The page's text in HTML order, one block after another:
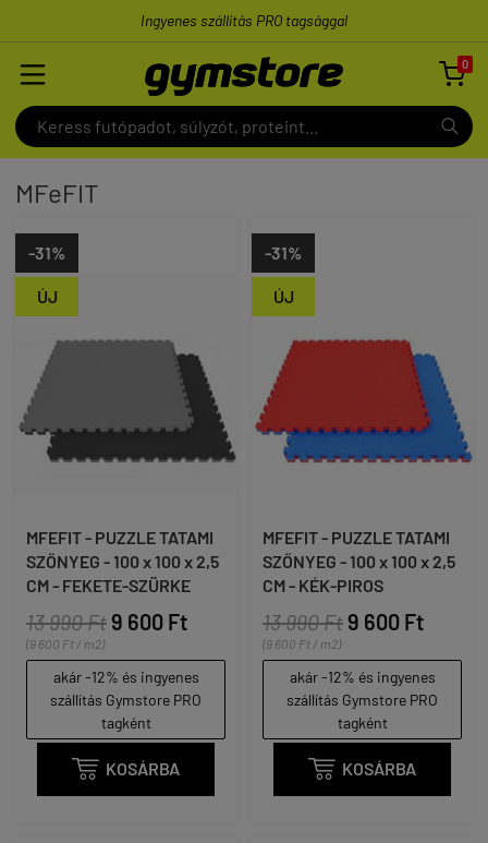
Ingyenes szállítás PRO tagsággal
0

MFeFIT
ÚJ
-31%
MFEFIT - PUZZLE TATAMI
SZŐNYEG - 100 x 100 x 2,5
CM - FEKETE-SZÜRKE
13 990 Ft9 600 Ft
(9 600 Ft / m2)
akár -12% és ingyenes
szállítás Gymstore PRO
tagként
 KOSÁRBA
ÚJ
-31%
MFEFIT - PUZZLE TATAMI
SZŐNYEG - 100 x 100 x 2,5
CM - KÉK-PIROS
13 990 Ft9 600 Ft
(9 600 Ft / m2)
akár -12% és ingyenes
szállítás Gymstore PRO
tagként
 KOSÁRBA